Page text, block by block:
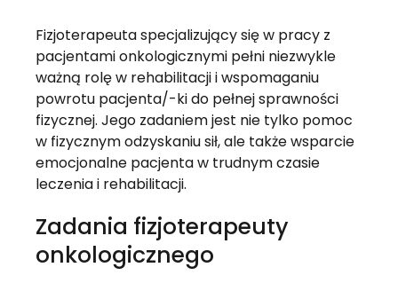
Fizjoterapeuta specjalizujący się w pracy z
pacjentami onkologicznymi pełni niezwykle
ważną rolę w rehabilitacji i wspomaganiu
powrotu pacjenta/-ki do pełnej sprawności
fizycznej. Jego zadaniem jest nie tylko pomoc
w fizycznym odzyskaniu sił, ale także wsparcie
emocjonalne pacjenta w trudnym czasie
leczenia i rehabilitacji.
Zadania fizjoterapeuty
onkologicznego